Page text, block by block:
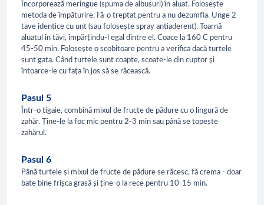
Încorporează meringue (spuma de albușuri) în aluat. Folosește
metoda de împăturire. Fă-o treptat pentru a nu dezumfla. Unge 2
tave identice cu unt (sau folosește spray antiaderent). Toarnă
aluatul în tăvi, împărțindu-l egal dintre el. Coace la 160 C pentru
45-50 min. Folosește o scobitoare pentru a verifica dacă turtele
sunt gata. Când turtele sunt coapte, scoate-le din cuptor și
întoarce-le cu fața în jos să se răcească.
Pasul 5
Într-o tigaie, combină mixul de fructe de pădure cu o lingură de
zahăr. Ține-le la foc mic pentru 2-3 min sau până se topește
zahărul.
Pasul 6
Până turtele și mixul de fructe de pădure se răcesc, fă crema - doar
bate bine frișca grasă și ține-o la rece pentru 10-15 min.